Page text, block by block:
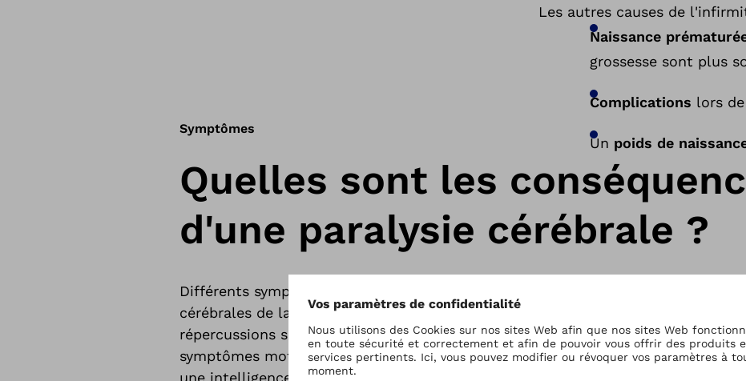
Les autres causes de
Naissance
grossesse sont plus
Complications lors
Un poids de
Symptômes
Quelles sont les
d'une paralysie cérébrale ?
Différents symptômes de la paralysie cérébrale peuvent se manifester en
cérébrales de la petite enfance. La plupart du temps, la paralysie cérébrale
répercussions sur la motricité ou la mobilité et entraîne différents troubles
symptômes moteurs, il existe également d'autres symptômes associés tels que
une intelligence réduite. Ceux-ci dépendent de la lésion cérébrale concernée,